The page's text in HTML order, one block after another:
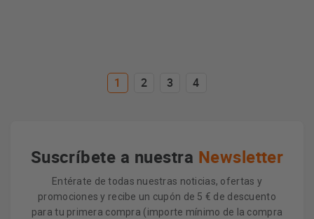
1 2 3 4
Suscríbete a nuestra Newsletter
Entérate de todas nuestras noticias, ofertas y
promociones y recibe un cupón de 5 € de descuento
para tu primera compra (importe mínimo de la compra